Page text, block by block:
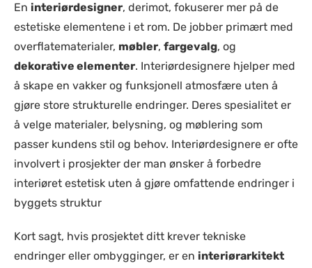
En interiørdesigner, derimot, fokuserer mer på de
estetiske elementene i et rom. De jobber primært med
overflatematerialer, møbler, fargevalg, og
dekorative elementer. Interiørdesignere hjelper med
å skape en vakker og funksjonell atmosfære uten å
gjøre store strukturelle endringer. Deres spesialitet er
å velge materialer, belysning, og møblering som
passer kundens stil og behov. Interiørdesignere er ofte
involvert i prosjekter der man ønsker å forbedre
interiøret estetisk uten å gjøre omfattende endringer i
byggets struktur​
Kort sagt, hvis prosjektet ditt krever tekniske
endringer eller ombygginger, er en interiørarkitekt